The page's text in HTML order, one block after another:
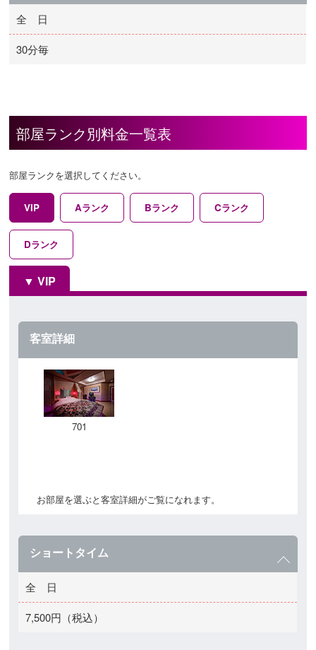
全 日
30分毎
部屋ランク別料金一覧表
部屋ランクを選択してください。
VIP Aランク Bランク Cランク
Dランク
VIP
客室詳細
701
お部屋を選ぶと客室詳細がご覧になれます。
ショートタイム
全 日
7,500円（税込）